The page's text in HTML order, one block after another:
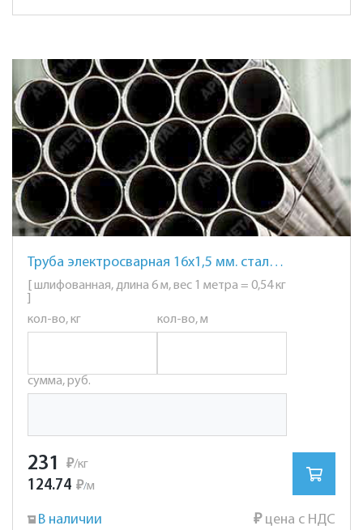
Труба электросварная 16х1,5 мм. сталь AISI 201 (12Х15Г9НД) шлифованная
[ шлифованная, длина 6 м, вес 1 метра = 0,54 кг
кол-во, кг
кол-во, м
сумма, руб.
231 ₽/кг
124.74 ₽/м
В наличии ₽цена с НДС